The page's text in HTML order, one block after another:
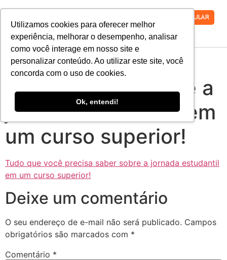
Utilizamos cookies para oferecer melhor
experiência, melhorar o desempenho, analisar
como você interage em nosso site e
personalizar conteúdo. Ao utilizar este site, você
concorda com o uso de cookies.
Ok, entendi!
VESTIBULAR
Tudo que você
precisa saber sobre a
jornada estudantil em
um curso superior!
Tudo que você precisa saber sobre a jornada estudantil
em um curso superior!
Deixe um comentário
O seu endereço de e-mail não será publicado. Campos
obrigatórios são marcados com *
Comentário *